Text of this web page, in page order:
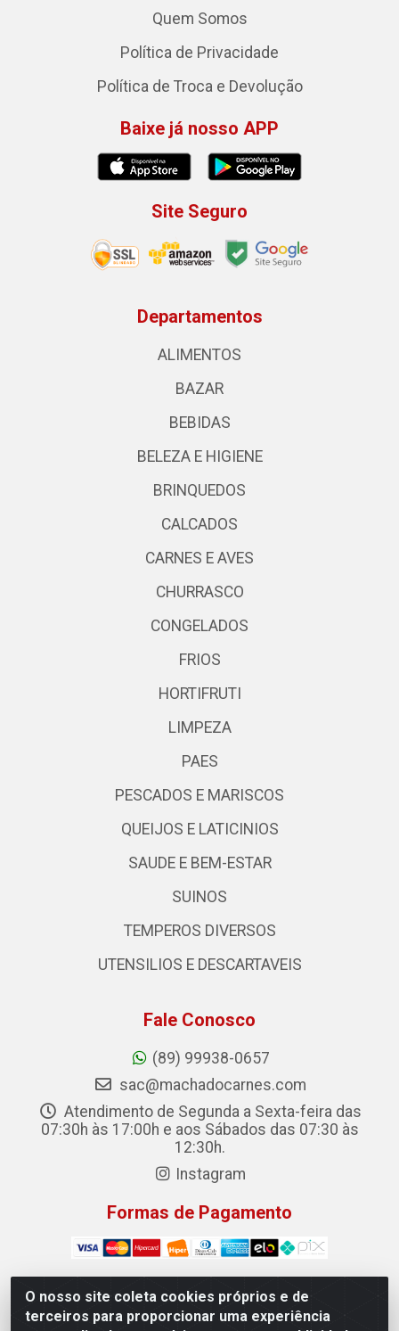
O nosso site coleta cookies próprios e de
terceiros para proporcionar uma experiência
Quem Somos
Política de Privacidade
Política de Troca e Devolução
Baixe já nosso APP
Site Seguro
Departamentos
ALIMENTOS
BAZAR
BEBIDAS
BELEZA E HIGIENE
BRINQUEDOS
CALCADOS
CARNES E AVES
CHURRASCO
CONGELADOS
FRIOS
HORTIFRUTI
LIMPEZA
PAES
PESCADOS E MARISCOS
QUEIJOS E LATICINIOS
SAUDE E BEM-ESTAR
SUINOS
TEMPEROS DIVERSOS
UTENSILIOS E DESCARTAVEIS
Fale Conosco
(89) 99938-0657
sac@machadocarnes.com
Atendimento de Segunda a Sexta-feira das
07:30h às 17:00h e aos Sábados das 07:30 às
12:30h.
Instagram
Formas de Pagamento
Machado Carnes Distribuidora de Alimentos LTDA -